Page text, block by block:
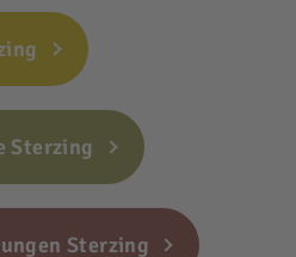
Sterzing
Sterzing